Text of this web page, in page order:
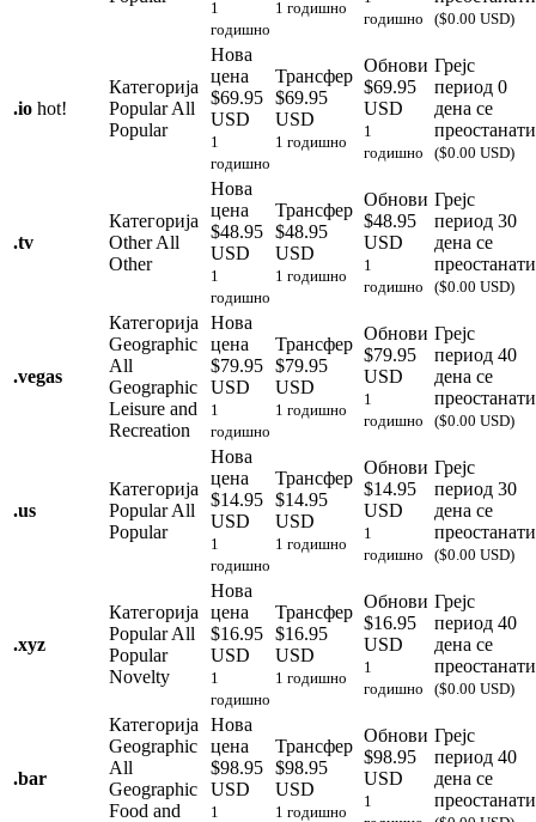
1
годишно
1 годишно
годишно
($0.00 USD)
.io hot!
Категорија
PopularAll
Popular
Нова
цена
$69.95
USD
1
годишно
Трансфер
$69.95
USD
1 годишно
Обнови
$69.95
USD
1
годишно
Грејс
период 0
дена се
преостанати
($0.00 USD)
.tv
Категорија
OtherAll
Other
Нова
цена
$48.95
USD
1
годишно
Трансфер
$48.95
USD
1 годишно
Обнови
$48.95
USD
1
годишно
Грејс
период 30
дена се
преостанати
($0.00 USD)
.vegas
Категорија
Geographic
All
Geographic
Leisure and
Recreation
Нова
цена
$79.95
USD
1
годишно
Трансфер
$79.95
USD
1 годишно
Обнови
$79.95
USD
1
годишно
Грејс
период 40
дена се
преостанати
($0.00 USD)
.us
Категорија
PopularAll
Popular
Нова
цена
$14.95
USD
1
годишно
Трансфер
$14.95
USD
1 годишно
Обнови
$14.95
USD
1
годишно
Грејс
период 30
дена се
преостанати
($0.00 USD)
.xyz
Категорија
PopularAll
Popular
Novelty
Нова
цена
$16.95
USD
1
годишно
Трансфер
$16.95
USD
1 годишно
Обнови
$16.95
USD
1
годишно
Грејс
период 40
дена се
преостанати
($0.00 USD)
.bar
Категорија
Geographic
All
Geographic
Food and
Нова
цена
$98.95
USD
1
Трансфер
$98.95
USD
1 годишно
Обнови
$98.95
USD
1
Грејс
период 40
дена се
преостанати